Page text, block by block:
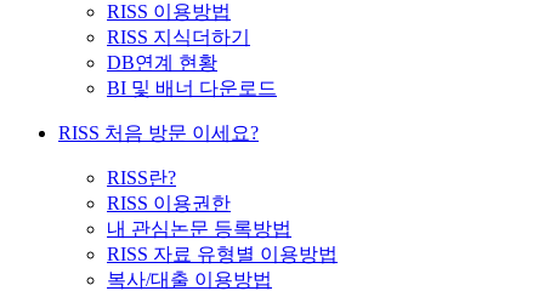
RISS 이용방법
RISS 지식더하기
DB연계 현황
BI 및 배너 다운로드
RISS 처음 방문 이세요?
RISS란?
RISS 이용권한
내 관심논문 등록방법
RISS 자료 유형별 이용방법
복사/대출 이용방법